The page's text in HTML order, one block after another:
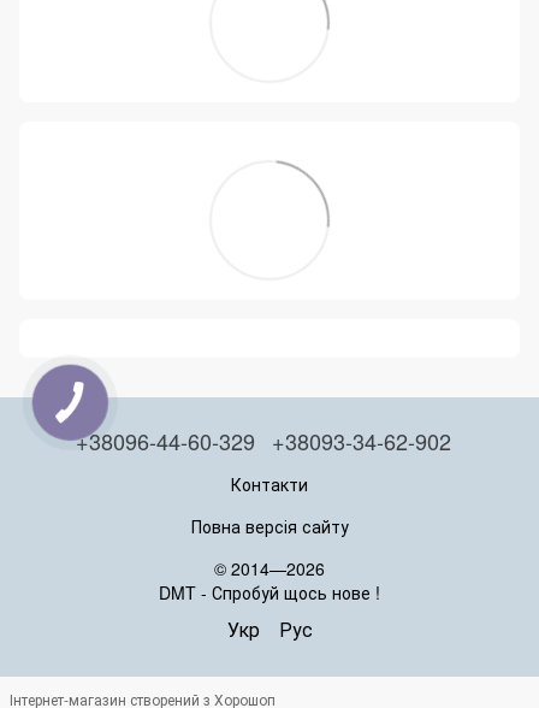
+38096-44-60-329 +38093-34-62-902
Контакти
Повна версія сайту
© 2014—2026
DMT - Спробуй щось нове !
Укр Рус
Інтернет-магазин створений з Хорошоп